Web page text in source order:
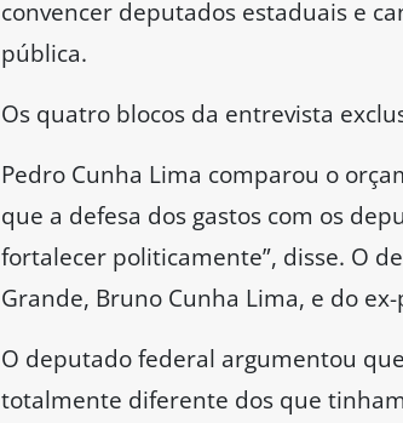
convencer deputados estaduais e
pública.
Os quatro blocos da entrevista
Pedro Cunha Lima comparou o
que a defesa dos gastos com os
fortalecer politicamente”, disse. O
Grande, Bruno Cunha Lima, e do
O deputado federal argumentou
totalmente diferente dos que tinham